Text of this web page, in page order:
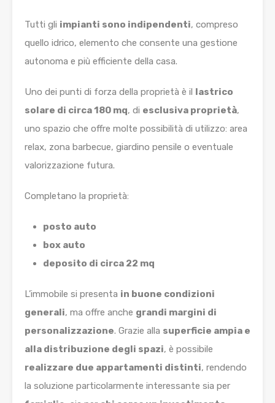
Tutti gli impianti sono indipendenti, compreso
quello idrico, elemento che consente una gestione
autonoma e più efficiente della casa.
Uno dei punti di forza della proprietà è il lastrico
solare di circa 180 mq, di esclusiva proprietà,
uno spazio che offre molte possibilità di utilizzo: area
relax, zona barbecue, giardino pensile o eventuale
valorizzazione futura.
Completano la proprietà:
posto auto
box auto
deposito di circa 22 mq
L’immobile si presenta in buone condizioni
generali, ma offre anche grandi margini di
personalizzazione. Grazie alla superficie ampia e
alla distribuzione degli spazi, è possibile
realizzare due appartamenti distinti, rendendo
la soluzione particolarmente interessante sia per